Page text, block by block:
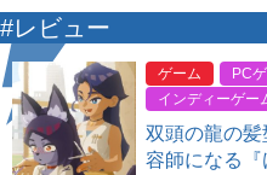
#レビュー
ゲーム PC
インディーゲー
双頭の龍の
容師になる